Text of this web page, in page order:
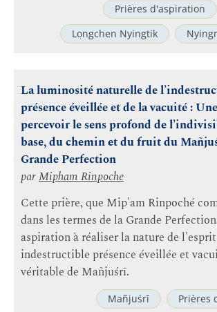
Prières d'aspiration
Longchen Nyingtik
La luminosité naturelle de
présence éveillée et de la vacuité :
percevoir le sens profond de
base, du chemin et du fruit du
Grande Perfection
parMipham Rinpoche
Cette prière, que Mip'am Rinpoché
dans les termes de la Grande
aspiration à réaliser la nature de
indestructible présence éveillée et
véritable de Mañjuśrī.
Mañjuśrī Prières